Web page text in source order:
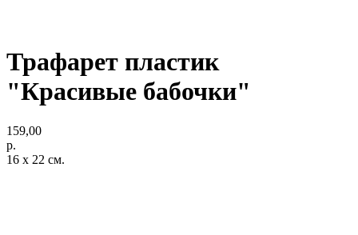
Трафарет пластик
"Красивые бабочки"
159,00
р.
16 х 22 см.